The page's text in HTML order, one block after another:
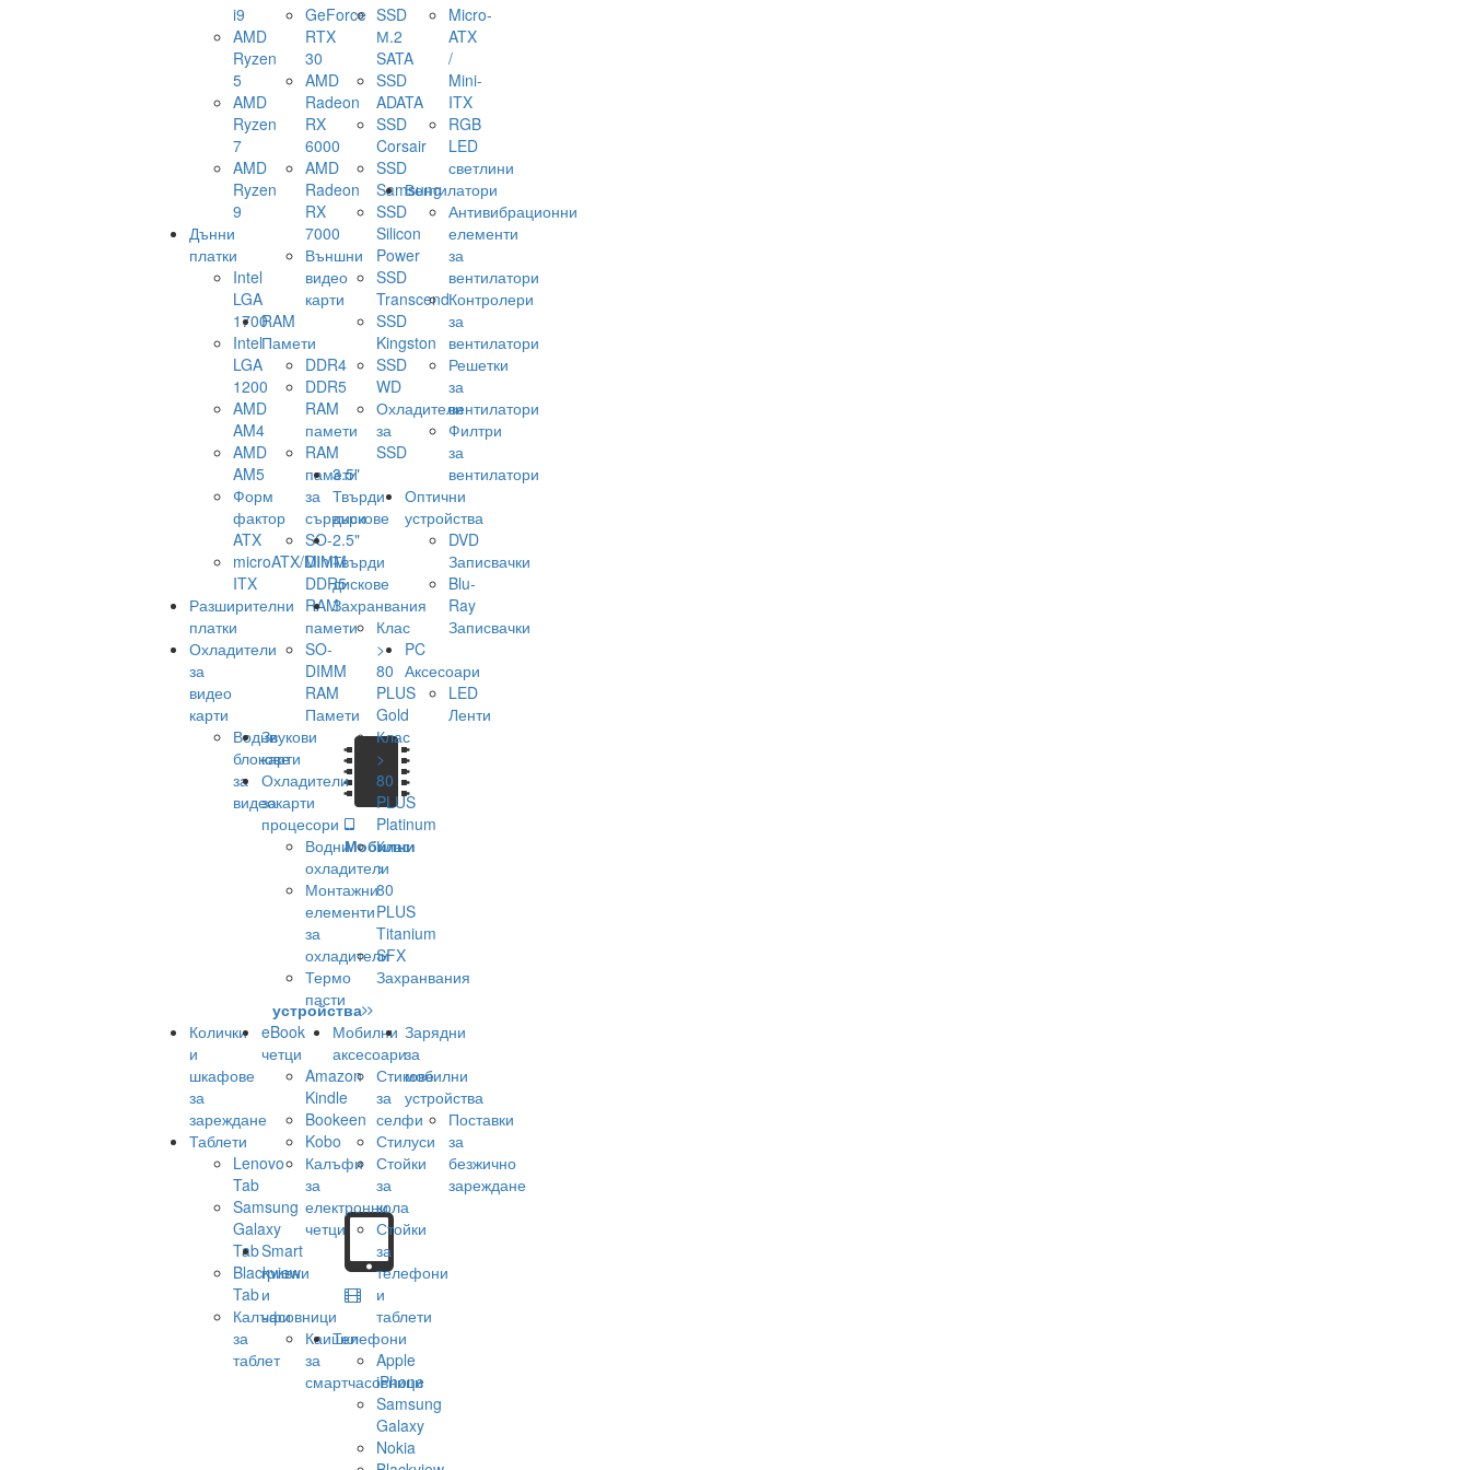
i9
AMD
Ryzen
5
AMD
Ryzen
7
AMD
Ryzen
9
Дънни
платки
Intel
LGA
1700
Intel
LGA
1200
AMD
AM4
AMD
AM5
Форм
фактор
ATX
microATX/Mini-
ITX
Разширителни
платки
Охладители
за
видео
карти
Водни
блокове
за
видеокарти
GeForce
RTX
30
AMD
Radeon
RX
6000
AMD
Radeon
RX
7000
Външни
видео
карти
RAM
Памети
DDR4
DDR5
RAM
памети
RAM
памети
за
сървъри
SO-
DIMM
DDR5
RAM
памети
SO-
DIMM
RAM
Памети
Звукови
карти
Охладители
за
процесори
Водни
охладители
Монтажни
елементи
за
охладители
Термо
пасти
SSD
М.2
SATA
SSD
ADATA
SSD
Corsair
SSD
Samsung
SSD
Silicon
Power
SSD
Transcend
SSD
Kingston
SSD
WD
Охладители
за
SSD
3.5"
Твърди
дискове
2.5"
Твърди
дискове
Захранвания
Клас
>
80
PLUS
Gold
Клас
>
80
PLUS
Platinum
Клас
>
80
PLUS
Titanium
SFX
Захранвания
Micro-
ATX
/
Mini-
ITX
RGB
LED
светлини
Вентилатори
Антивибрационни
елементи
за
вентилатори
Контролери
за
вентилатори
Решетки
за
вентилатори
Филтри
за
вентилатори
Оптични
устройства
DVD
Записвачки
Blu-
Ray
Записвачки
PC
Аксесоари
LED
Ленти
Мобилни
устройства
Колички
и
шкафове
за
зареждане
Таблети
Lenovo
Tab
Samsung
Galaxy
Tab
Blackview
Tab
Калъфи
за
таблет
eBook
четци
Amazon
Kindle
Bookeen
Kobo
Калъфи
за
електронни
четци
Smart
гривни
и
часовници
Каишки
за
смартчасовници
Мобилни
аксесоари
Стикове
за
селфи
Стилуси
Стойки
за
кола
Стойки
за
телефони
и
таблети
Телефони
Apple
iPhone
Samsung
Galaxy
Nokia
Зарядни
за
мобилни
устройства
Поставки
за
безжично
зареждане